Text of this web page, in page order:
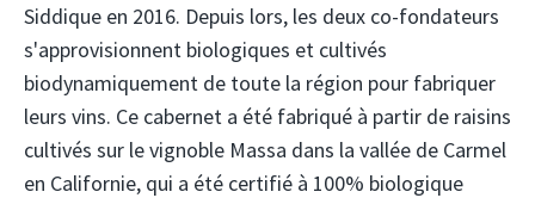
Siddique en 2016. Depuis lors, les deux co-fondateurs
s'approvisionnent biologiques et cultivés
biodynamiquement de toute la région pour fabriquer
leurs vins. Ce cabernet a été fabriqué à partir de raisins
cultivés sur le vignoble Massa dans la vallée de Carmel
en Californie, qui a été certifié à 100% biologique